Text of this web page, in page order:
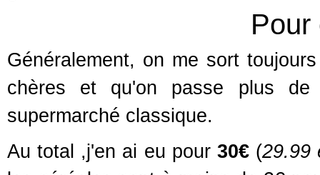
Pour
Généralement, on me sort
chères et qu'on passe plus
supermarché classique.
Au total ,j'en ai eu pour 30€(29.99